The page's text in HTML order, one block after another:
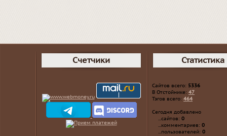
Счетчики Статистика
Сайтов всего: 5336
В Отстойнике: 47
Тэгов всего: 464
Сегодня добавлено
...сайтов: 0
...комментариев: 0
...пользователей: 0